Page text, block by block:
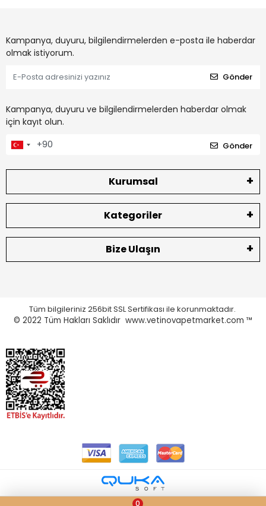
Kampanya, duyuru, bilgilendirmelerden e-posta ile haberdar
olmak istiyorum.
Gönder
Kampanya, duyuru ve bilgilendirmelerden haberdar olmak
için kayıt olun.
Gönder
Kurumsal
Kategoriler
Bize Ulaşın
Tüm bilgileriniz 256bit SSL Sertifikası ile korunmaktadır.
© 2022 Tüm Hakları Saklıdır www.vetinovapetmarket.com ™
0